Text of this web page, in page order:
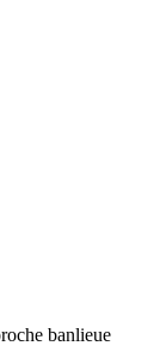
banlieue